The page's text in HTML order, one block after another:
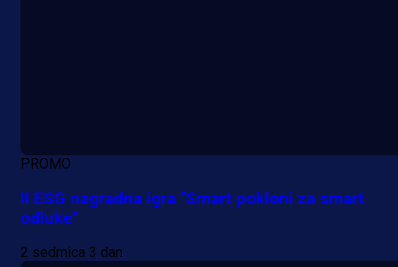
PROMO
II ESG nagradna igra "Smart pokloni za smart
odluke"
2 sedmica 3 dan